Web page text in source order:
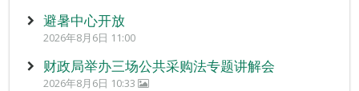
避暑中心开放
2026年8月6日 11:00
财政局举办三场公共采购法专题讲解会
2026年8月6日 10:33